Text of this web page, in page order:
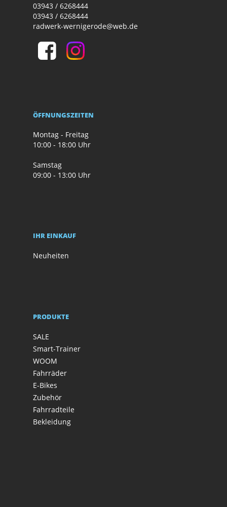
03943 / 6268444
03943 / 6268444
radwerk-wernigerode@web.de
ÖFFNUNGSZEITEN
Montag - Freitag
10:00 - 18:00 Uhr
Samstag
09:00 - 13:00 Uhr
IHR EINKAUF
Neuheiten
PRODUKTE
SALE
Smart-Trainer
WOOM
Fahrräder
E-Bikes
Zubehör
Fahrradteile
Bekleidung